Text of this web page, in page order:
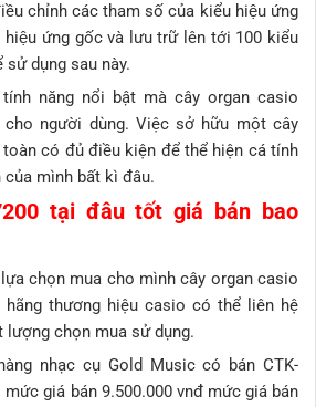
chỉnh các tham số của kiểu hiệu ứng
hiệu ứng gốc và lưu trữ lên tới 100 kiểu
dụng sau này.
năng nổi bật mà cây organ casio
cho người dùng. Việc sở hữu một cây
toàn có đủ điều kiện để thể hiện cá tính
mình bất kì đâu.
tại đâu tốt giá bán bao
chọn mua cho mình cây organ casio
hãng thương hiệu casio có thể liên hệ
lượng chọn mua sử dụng.
nhạc cụ Gold Music có bán CTK-
giá bán 9.500.000 vnđ mức giá bán